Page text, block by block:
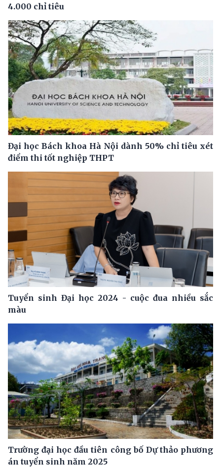
4.000 chỉ tiêu
Đại học Bách khoa Hà Nội dành 50% chỉ tiêu xét
điểm thi tốt nghiệp THPT
Tuyển sinh Đại học 2024 - cuộc đua nhiều sắc
màu
Trường đại học đầu tiên công bố Dự thảo phương
án tuyển sinh năm 2025